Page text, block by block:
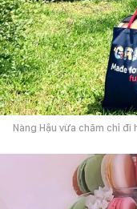
Nàng Hậu vừa chăm chỉ